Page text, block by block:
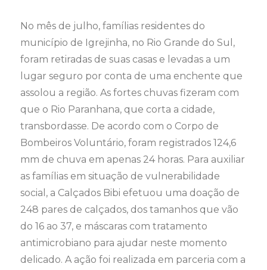
No mês de julho, famílias residentes do
município de Igrejinha, no Rio Grande do Sul,
foram retiradas de suas casas e levadas a um
lugar seguro por conta de uma enchente que
assolou a região. As fortes chuvas fizeram com
que o Rio Paranhana, que corta a cidade,
transbordasse. De acordo com o Corpo de
Bombeiros Voluntário, foram registrados 124,6
mm de chuva em apenas 24 horas. Para auxiliar
as famílias em situação de vulnerabilidade
social, a Calçados Bibi efetuou uma doação de
248 pares de calçados, dos tamanhos que vão
do 16 ao 37, e máscaras com tratamento
antimicrobiano para ajudar neste momento
delicado. A ação foi realizada em parceria com a